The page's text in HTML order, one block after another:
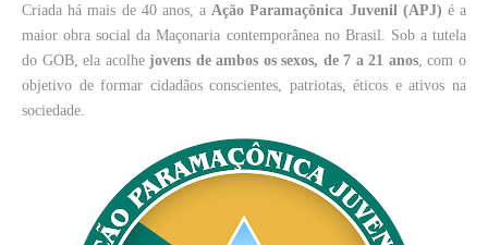
Criada há mais de 40 anos, a Ação Paramaçônica Juvenil (APJ) é a
maior obra social da Maçonaria contemporânea no Brasil. Sob a tutela
do GOB, ela acolhe jovens de ambos os sexos, de 7 a 21 anos, com o
objetivo de formar cidadãos conscientes, patriotas, éticos e ativos na
sociedade.